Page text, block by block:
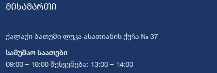
მისამართი
ქალაქი ბათუმი ლუკა ასათიანის ქუჩა № 37
სამუშაო საათები
09:00 – 18:00 შესვენება: 13:00 – 14:00